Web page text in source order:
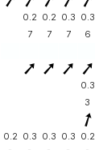
0.2 0.2 0.3 0.3
7
7 7 6
0.3
3
0.2 0.3 0.3 0.3 0.2